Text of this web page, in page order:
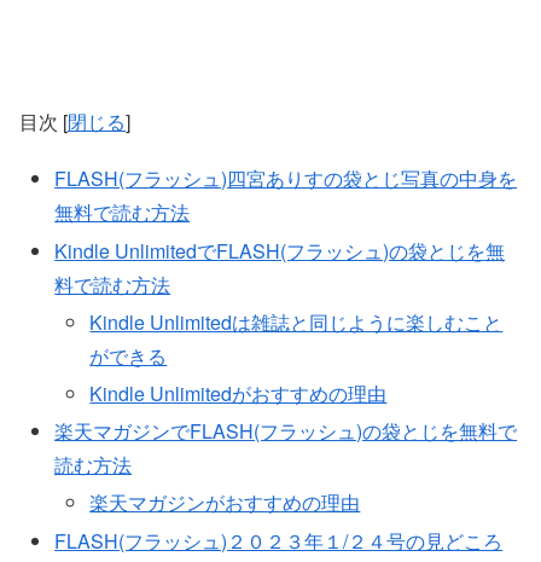
目次 [閉じる]
FLASH(フラッシュ)四宮ありすの袋とじ写真の中身を
無料で読む方法
Kindle UnlimitedでFLASH(フラッシュ)の袋とじを無
料で読む方法
Kindle Unlimitedは雑誌と同じように楽しむこと
ができる
Kindle Unlimitedがおすすめの理由
楽天マガジンでFLASH(フラッシュ)の袋とじを無料で
読む方法
楽天マガジンがおすすめの理由
FLASH(フラッシュ)２０２３年１/２４号の見どころ